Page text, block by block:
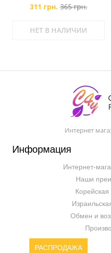
311 грн. 365 грн.
НЕТ В НАЛИЧИИ
Интернет
Информация
Интернет-
Наши
Корейская
Обмен и
РАСПРОДАЖА